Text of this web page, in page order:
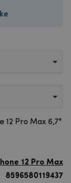
12 Pro Max 6,7"
12 Pro Max
8596580119437